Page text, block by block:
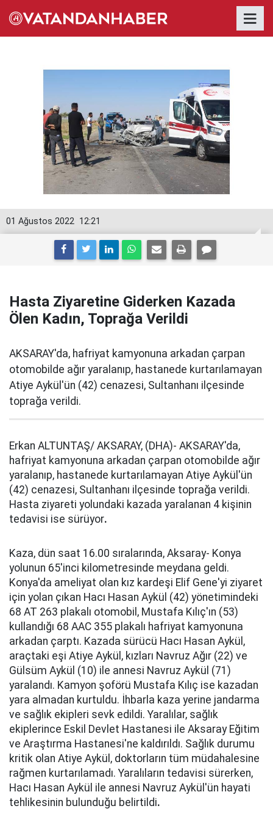
12:21
01 Ağustos 2022
Hasta Ziyaretine Giderken Kazada
Ölen Kadın, Toprağa Verildi
AKSARAY'da, hafriyat kamyonuna arkadan çarpan
otomobilde ağır yaralanıp, hastanede kurtarılamayan
Atiye Aykül'ün (42) cenazesi, Sultanhanı ilçesinde
toprağa verildi.
Erkan ALTUNTAŞ/ AKSARAY, (DHA)- AKSARAY'da,
hafriyat kamyonuna arkadan çarpan otomobilde ağır
yaralanıp, hastanede kurtarılamayan Atiye Aykül'ün
(42) cenazesi, Sultanhanı ilçesinde toprağa verildi.
Hasta ziyareti yolundaki kazada yaralanan 4 kişinin
tedavisi ise sürüyor.
Kaza, dün saat 16.00 sıralarında, Aksaray- Konya
yolunun 65'inci kilometresinde meydana geldi.
Konya'da ameliyat olan kız kardeşi Elif Gene'yi ziyaret
için yolan çıkan Hacı Hasan Aykül (42) yönetimindeki
68 AT 263 plakalı otomobil, Mustafa Kılıç'ın (53)
kullandığı 68 AAC 355 plakalı hafriyat kamyonuna
arkadan çarptı. Kazada sürücü Hacı Hasan Aykül,
araçtaki eşi Atiye Aykül, kızları Navruz Ağır (22) ve
Gülsüm Aykül (10) ile annesi Navruz Aykül (71)
yaralandı. Kamyon şoförü Mustafa Kılıç ise kazadan
yara almadan kurtuldu. İhbarla kaza yerine jandarma
ve sağlık ekipleri sevk edildi. Yaralılar, sağlık
ekiplerince Eskil Devlet Hastanesi ile Aksaray Eğitim
ve Araştırma Hastanesi'ne kaldırıldı. Sağlık durumu
kritik olan Atiye Aykül, doktorların tüm müdahalesine
rağmen kurtarılamadı. Yaralıların tedavisi sürerken,
Hacı Hasan Aykül ile annesi Navruz Aykül'ün hayati
tehlikesinin bulunduğu belirtildi.